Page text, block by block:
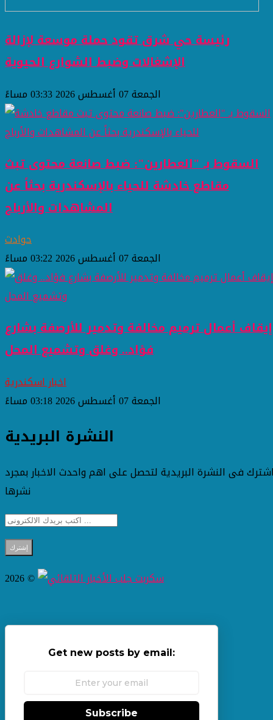
رئيسة حي شرق تقود حملة موسعة لإزالة
الإشغالات وضبط الشوارع الحيوية
الجمعة 07 أغسطس 2026 03:33 مساءً
السقوط بـ "العطارين": ضبط صانعة محتوى تبث
مقاطع خادشة للحياء بالإسكندرية بحثاً عن
المشاهدات والأرباح
حوادث
الجمعة 07 أغسطس 2026 03:22 مساءً
إيقاف أعمال ترميم مخالفة وتدمير للأرصفة بشارع
فؤاد.. وغلق وتشميع المحل
اخبار اسكندرية
الجمعة 07 أغسطس 2026 03:18 مساءً
النشرة البريدية
فى النشرة البريدية لتحصل على اهم واحدث الاخبار بمجرد
نشرها
2026 ©
Get new posts by email:
Subscribe